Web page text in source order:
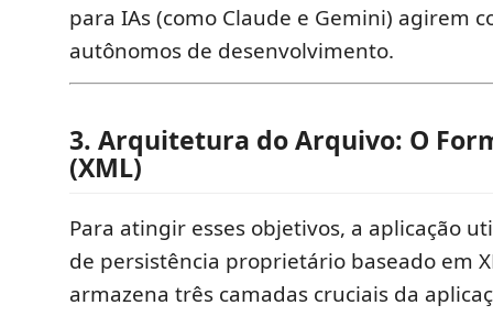
para IAs (como Claude e Gemini) agirem
autônomos de desenvolvimento.
3. Arquitetura do Arquivo: O
(XML)
Para atingir esses objetivos, a aplicação
de persistência proprietário baseado em
armazena três camadas cruciais da